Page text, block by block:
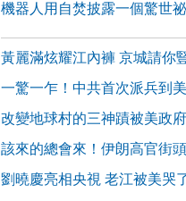
機器人用自焚披露一個驚世
黃麗滿炫耀江內褲 京城請你
一驚一乍！中共首次派兵到
改變地球村的三神蹟被美政
該來的總會來！伊朗高官街
劉曉慶亮相央視 老江被美哭